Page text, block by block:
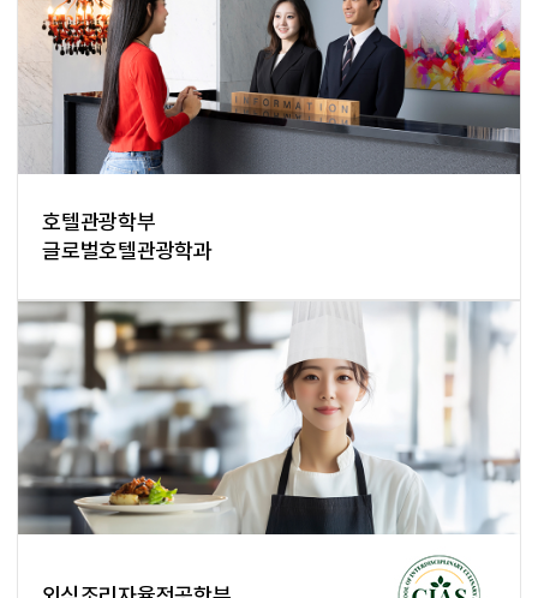
호텔관광학부
글로벌호텔관광학과